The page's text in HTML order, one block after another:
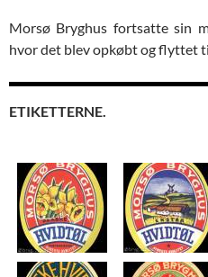
Morsø Bryghus fortsatte sin
hvor det blev opkøbt og flyttet
ETIKETTERNE.